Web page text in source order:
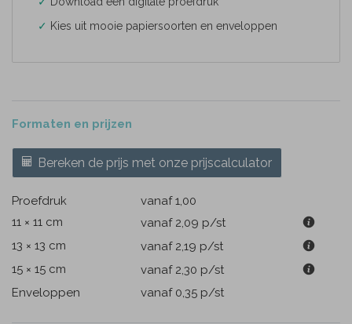
✓ Kies uit mooie papiersoorten en enveloppen
Formaten en prijzen
Bereken de prijs met onze prijscalculator
Proefdruk
vanaf 1,00
11 × 11 cm
vanaf 2,09 p/st
13 × 13 cm
vanaf 2,19 p/st
15 × 15 cm
vanaf 2,30 p/st
Enveloppen
vanaf 0,35 p/st